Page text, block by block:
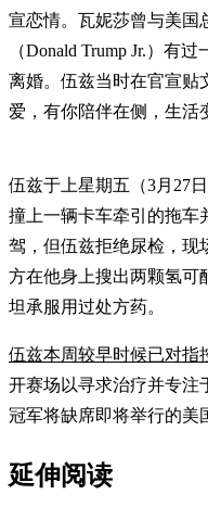
宣恋情。瓦妮莎曾与美国
（Donald Trump Jr.）有
离婚。伍兹当时在官宣贴
爱，有你陪伴在侧，生活
伍兹于上星期五（3月27
撞上一辆卡车牵引的拖车
驾，但伍兹拒绝尿检，现
方在他身上搜出两颗氢可
坦承服用过处方药。
伍兹本周较早时候已对指
开赛场以寻求治疗并专注
冠军将缺席即将举行的美
延伸阅读